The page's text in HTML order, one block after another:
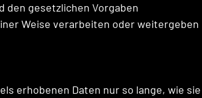
den gesetzlichen Vorgaben
Weise verarbeiten oder weitergeben
erhobenen Daten nur so lange, wie sie